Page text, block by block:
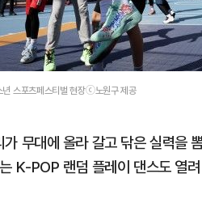
스포츠페스티벌 현장ⓒ노원구 제공
무대에 올라 갈고 닦은 실력을
K-POP 랜덤 플레이 댄스도 열